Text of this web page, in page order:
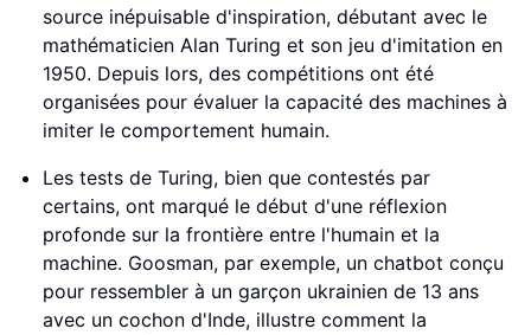
source inépuisable d'inspiration, débutant avec le
mathématicien Alan Turing et son jeu d'imitation en
1950. Depuis lors, des compétitions ont été
organisées pour évaluer la capacité des machines à
imiter le comportement humain.
Les tests de Turing, bien que contestés par
certains, ont marqué le début d'une réflexion
profonde sur la frontière entre l'humain et la
machine. Goosman, par exemple, un chatbot conçu
pour ressembler à un garçon ukrainien de 13 ans
avec un cochon d'Inde, illustre comment la